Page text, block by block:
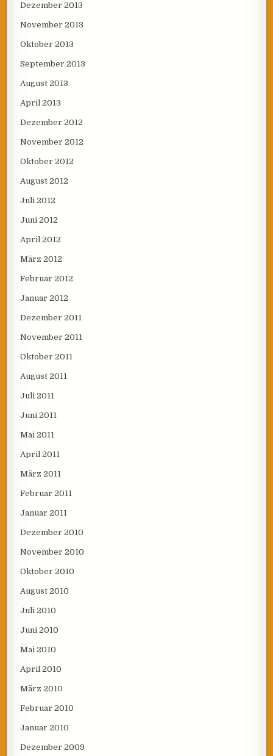
Dezember 2013
November 2013
Oktober 2013
September 2013
August 2013
April 2013
Dezember 2012
November 2012
Oktober 2012
August 2012
Juli 2012
Juni 2012
April 2012
März 2012
Februar 2012
Januar 2012
Dezember 2011
November 2011
Oktober 2011
August 2011
Juli 2011
Juni 2011
Mai 2011
April 2011
März 2011
Februar 2011
Januar 2011
Dezember 2010
November 2010
Oktober 2010
August 2010
Juli 2010
Juni 2010
Mai 2010
April 2010
März 2010
Februar 2010
Januar 2010
Dezember 2009